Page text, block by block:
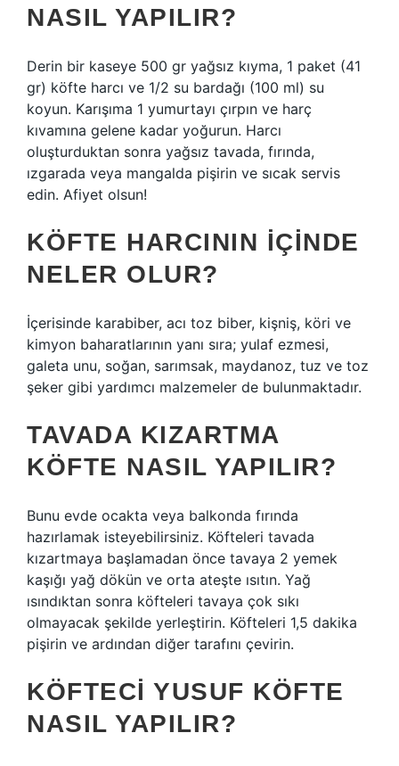
NASIL YAPILIR?
Derin bir kaseye 500 gr yağsız kıyma, 1 paket (41
gr) köfte harcı ve 1/2 su bardağı (100 ml) su
koyun. Karışıma 1 yumurtayı çırpın ve harç
kıvamına gelene kadar yoğurun. Harcı
oluşturduktan sonra yağsız tavada, fırında,
ızgarada veya mangalda pişirin ve sıcak servis
edin. Afiyet olsun!
KÖFTE HARCININ IÇINDE
NELER OLUR?
İçerisinde karabiber, acı toz biber, kişniş, köri ve
kimyon baharatlarının yanı sıra; yulaf ezmesi,
galeta unu, soğan, sarımsak, maydanoz, tuz ve toz
şeker gibi yardımcı malzemeler de bulunmaktadır.
TAVADA KIZARTMA
KÖFTE NASIL YAPILIR?
Bunu evde ocakta veya balkonda fırında
hazırlamak isteyebilirsiniz. Köfteleri tavada
kızartmaya başlamadan önce tavaya 2 yemek
kaşığı yağ dökün ve orta ateşte ısıtın. Yağ
ısındıktan sonra köfteleri tavaya çok sıkı
olmayacak şekilde yerleştirin. Köfteleri 1,5 dakika
pişirin ve ardından diğer tarafını çevirin.
KÖFTECI YUSUF KÖFTE
NASIL YAPILIR?